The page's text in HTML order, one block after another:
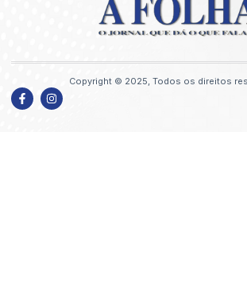
Copyright © 2025, Todos os direitos